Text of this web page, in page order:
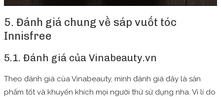
5. Đánh giá chung về sáp vuốt tóc
Innisfree
5.1. Đánh giá của Vinabeauty.vn
Theo đánh giá của Vinabeauty, mình đánh giá đây là sản
phẩm tốt và khuyến khích mọi người thử sử dụng nha. Vì lí do